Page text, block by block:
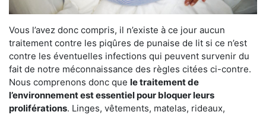
Vous l’avez donc compris, il n’existe à ce jour aucun
traitement contre les piqûres de punaise de lit si ce n’est
contre les éventuelles infections qui peuvent survenir du
fait de notre méconnaissance des règles citées ci-contre.
Nous comprenons donc que le traitement de
l’environnement est essentiel pour bloquer leurs
proliférations. Linges, vêtements, matelas, rideaux,